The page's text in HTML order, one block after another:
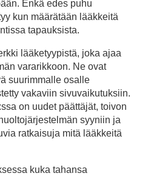
Enkä edes puhu
kun määrätään lääkkeitä
tapauksista.
lääketyypistä, joka ajaa
vararikkoon. Ne ovat
suurimmalle osalle
vakaviin sivuvaikutuksiin.
on uudet päättäjät, toivon
syyniin ja
ratkaisuja mitä lääkkeitä
kuka tahansa